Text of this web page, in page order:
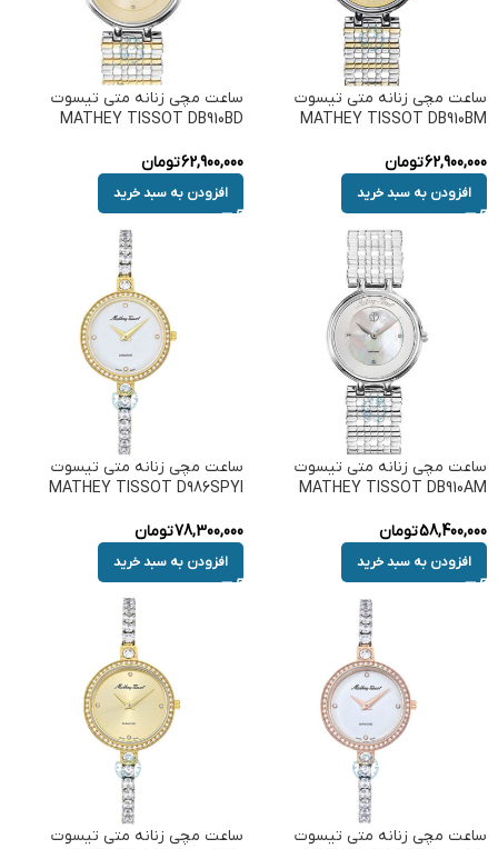
ساعت مچی زنانه متی تیسوت
MATHEY TISSOT DB910BM
62,900,000تومان
افزودن به سبد خرید
ساعت مچی زنانه متی تیسوت
MATHEY TISSOT DB910BD
62,900,000تومان
افزودن به سبد خرید
ساعت مچی زنانه متی تیسوت
MATHEY TISSOT DB910AM
58,400,000تومان
افزودن به سبد خرید
ساعت مچی زنانه متی تیسوت
MATHEY TISSOT D986SPYI
78,300,000تومان
افزودن به سبد خرید
ساعت مچی زنانه متی تیسوت
ساعت مچی زنانه متی تیسوت